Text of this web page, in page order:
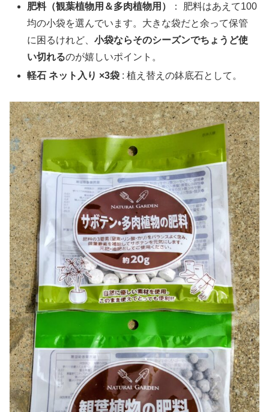
肥料（観葉植物用＆多肉植物用）
： 肥料はあえて100
均の小袋を選んでいます。大きな袋だと余って保管
に困るけれど、小袋ならそのシーズンでちょうど使
い切れるのが嬉しいポイント。
軽石 ネット入り ×3袋 : 植え替えの鉢底石として。